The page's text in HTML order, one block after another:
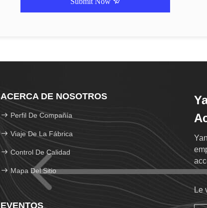
ACERCA DE NOSOTROS
Perfil De Compañía
Viaje De La Fábrica
Control De Calidad
Mapa Del Sitio
EVENTOS
Le